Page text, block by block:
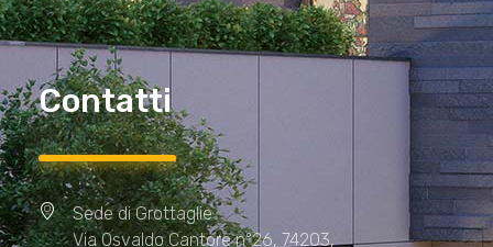
Contatti
Sede di Grottaglie
Via Osvaldo Cantore n°26, 74203,